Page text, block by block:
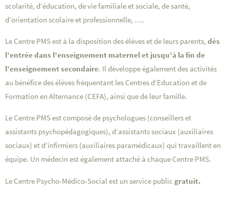
scolarité, d’éducation, de vie familiale et sociale, de santé,
d’orientation scolaire et professionnelle, ….
Le Centre PMS est à la disposition des élèves et de leurs parents, dès
l’entrée dans l’enseignement maternel et jusqu’à la fin de
l’enseignement secondaire. Il développe également des activités
au bénéfice des élèves fréquentant les Centres d’Education et de
Formation en Alternance (CEFA), ainsi que de leur famille.
Le Centre PMS est composé de psychologues (conseillers et
assistants psychopédagogiques), d’assistants sociaux (auxiliaires
sociaux) et d’infirmiers (auxiliaires paramédicaux) qui travaillent en
équipe. Un médecin est également attaché à chaque Centre PMS.
Le Centre Psycho-Médico-Social est un service public gratuit.